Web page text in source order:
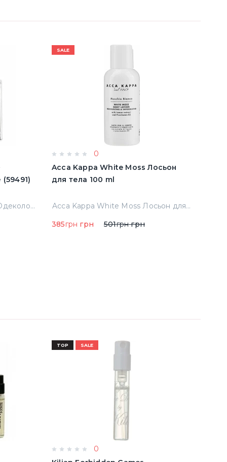
(59491)
Abercrombie & Fitch Fierce Одеколон 50 ml примятые (59491)
SALE
0
Acca Kappa White Moss Лосьон
для тела 100 ml
Acca Kappa White Moss Лосьон для тела 100 ml
385грн грн 501грнгрн
TOP SALE
0